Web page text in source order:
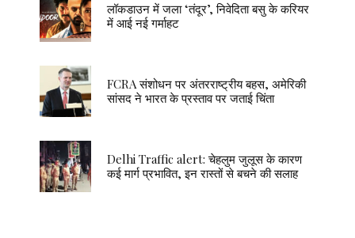
लॉकडाउन में जला ‘तंदूर’, निवेदिता बसु के करियर
में आई नई गर्माहट
FCRA संशोधन पर अंतरराष्ट्रीय बहस, अमेरिकी
सांसद ने भारत के प्रस्ताव पर जताई चिंता
Delhi Traffic alert: चेहलुम जुलूस के कारण
कई मार्ग प्रभावित, इन रास्तों से बचने की सलाह